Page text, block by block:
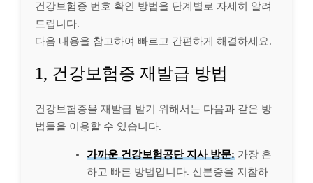
건강보험증 번호 확인 방법을 단계별로 자세히 알려
드립니다.
다음 내용을 참고하여 빠르고 간편하게 해결하세요.
1, 건강보험증 재발급 방법
건강보험증을 재발급 받기 위해서는 다음과 같은 방
법들을 이용할 수 있습니다.
가까운 건강보험공단 지사 방문: 가장 흔
하고 빠른 방법입니다. 신분증을 지참하